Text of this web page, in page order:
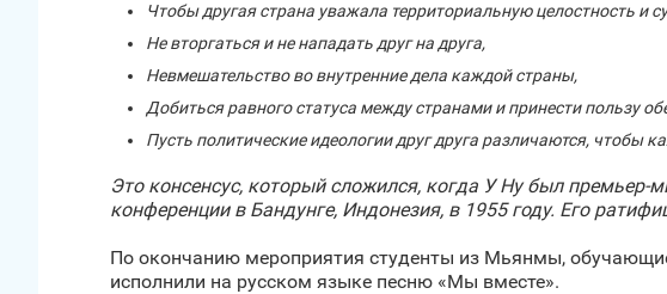
Чтобы другая страна уважала территориальную целостность и
Не вторгаться и не нападать друг на друга,
Невмешательство во внутренние дела каждой страны,
Добиться равного статуса между странами и принести пользу
Пусть политические идеологии друг друга различаются, чтобы
Это консенсус, который сложился, когда У Ну был
конференции в Бандунге, Индонезия, в 1955 году. Его
По окончанию мероприятия студенты из Мьянмы,
исполнили на русском языке песню «Мы вместе».